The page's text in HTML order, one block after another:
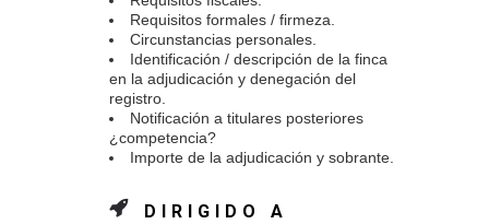
Requisitos formales / firmeza.
Circunstancias personales.
Identificación / descripción de la finca
en la adjudicación y denegación del
registro.
Notificación a titulares posteriores
¿competencia?
Importe de la adjudicación y sobrante.
DIRIGIDO A